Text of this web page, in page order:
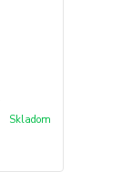
Skladom